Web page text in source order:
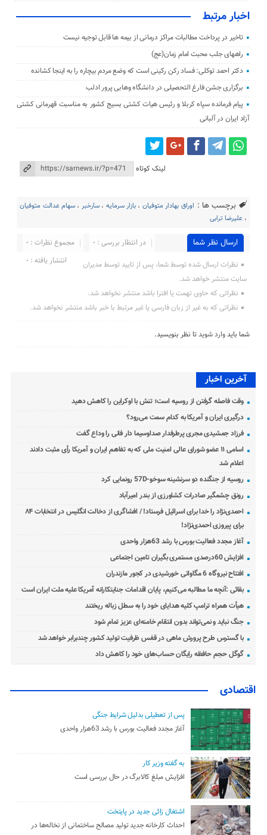
اخبار مرتبط
تاخیر در پرداخت مطالبات مراکز درمانی از بیمه ها قابل توجیه نیست
راههای جلب محبت امام زمان(عج)
دکتر احمد توکلی: فساد رکن رکینی است که وضع مردم بیچاره را به اینجا کشانده
برگزاری جشن فارغ التحصیلی در دانشگاه وهابی پرور ادلب
پیام فرمانده سپاه کربلا و رئیس هیات کشتی بسیج کشور به مناسبت قهرمانی کشتی
آزاد ایران در آلبانی
لینک کوتاه
برچسب ها : اوراق بهادار متوفیان ، بازار سرمایه ،سارخبر ، سهام عدالت متوفیان
،علیرضا ترابی
ارسال نظر شما مجموع نظرات : 0
در انتظار بررسی : 0
انتشار یافته : 0
نظرات ارسال شده توسط شما، پس از تایید توسط مدیران
سایت منتشر خواهد شد.
نظراتی که حاوی تهمت یا افترا باشد منتشر نخواهد شد.
نظراتی که به غیر از زبان فارسی یا غیر مرتبط با خبر باشد منتشر نخواهد شد.
شما بایدوارد شویدتا نظر بنویسید.
آخرین اخبار
وقت فاصله گرفتن از روسیه است؛ تنش با اوکراین را کاهش دهید
درگیری ایران و آمریکا به کدام سمت می‌رود؟
فرزاد جمشیدی مجری پرطرفدار صداوسیما دار فانی را وداع گفت
اسامی ۱۱ عضو شورای عالی امنیت ملی که به تفاهم ایران و آمریکا رأی مثبت دادند
اعلام شد
روسیه از جنگنده دو سرنشینه سوخو-57D رونمایی کرد
رونق چشمگیر صادرات کشاورزی از بندر امیرآباد
احمدی‌نژاد را خدا برای اسرائیل فرستاد! / افشاگری از دخالت انگلیس در انتخابات ۸۴
برای پیروزی احمدی‌نژاد!
آغاز مجدد فعالیت بورس با رشد 63هزار واحدی
افزایش 60درصدی مستمری بگیران تامین اجتماعی
افتتاح نیروگاه 6 مگاواتی خورشیدی در کجور مازندران
بقائی :آنچه ما مطالبه می‌کنیم، پایان اقدامات جنایتکارانه آمریکا علیه ملت ایران است
هیأت همراه ترامپ کلیه هدایای خود را به سطل زباله ریختند
جنگ نباید و نمی‌تواند بدون انتقام خامنه‌ای عزیز تمام شود
با گسترس طرح پرورش ماهی در قفس ظرفیت تولید کشور چندبرابر خواهد شد
گوگل حجم حافظه رایگان حساب‌های خود را کاهش داد
اقتصادی
پس از تعطیلی بدلیل شرایط جنگی
آغاز مجدد فعالیت بورس با رشد 63هزار واحدی
به گفته وزیر کار
افزایش مبلغ کالابرگ در حال بررسی است
اشتغال زائی جدید در پایتخت
احداث کارخانه جدید تولید مصالح ساختمانی از نخاله‌ها در